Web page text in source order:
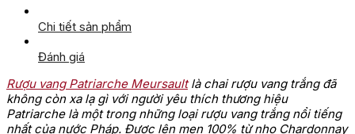
Chi tiết sản phẩm
Đánh giá
Rượu vang Patriarche Meursaultlà chai rượu vang trắng đã
không còn xa lạ gì với người yêu thích thương hiệu
Patriarche là một trong những loại rượu vang trắng nổi tiếng
nhất của nước Pháp. Được lên men 100% từ nho Chardonnay